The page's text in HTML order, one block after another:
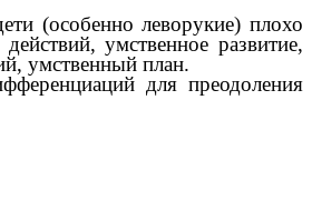
(особенно леворукие) плохо
умственное развитие,
умственный план.
для преодоления